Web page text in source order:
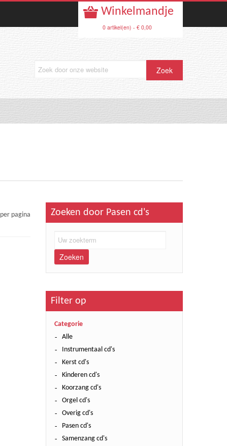
Winkelmandje
0 artikel(en) - € 0,00
per pagina Zoeken door Pasen cd's
Zoeken
Filter op
Categorie
Alle
Instrumentaal cd's
Kerst cd's
Kinderen cd's
Koorzang cd's
Orgel cd's
Overig cd's
Pasen cd's
Samenzang cd's